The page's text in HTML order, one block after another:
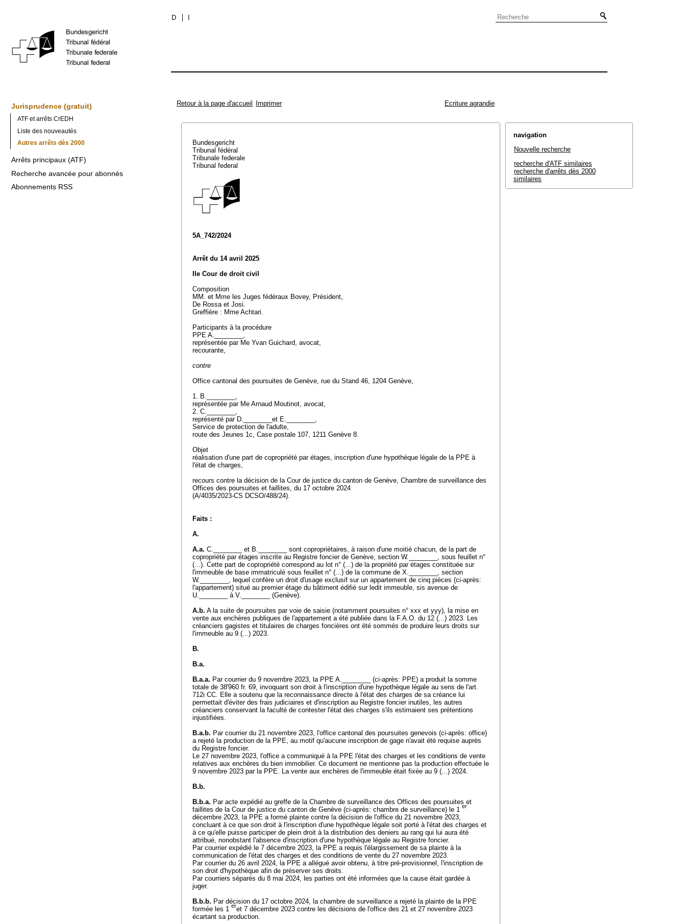
D
Jurisprudence (gratuit)
ATF et arrêts CrEDH
Liste des nouveautés
Autres arrêts dès 2000
Arrêts principaux (ATF)
Recherche avancée pour abonnés
Abonnements RSS
Retour à la page d'accueil Imprimer Ecriture agrandie
Bundesgericht
Tribunal fédéral
Tribunale federale
Tribunal federal
5A_742/2024
Arrêt du 14 avril 2025
IIe Cour de droit civil
Composition
MM. et Mme les Juges fédéraux Bovey, Président,
De Rossa et Josi.
Greffière : Mme Achtari.
Participants à la procédure
PPE A.________,
représentée par Me Yvan Guichard, avocat,
recourante,
contre
Office cantonal des poursuites de Genève, rue du Stand 46, 1204 Genève,
1. B.________,
représentée par Me Arnaud Moutinot, avocat,
2. C.________,
représenté par D.________et E.________,
Service de protection de l'adulte,
route des Jeunes 1c, Case postale 107, 1211 Genève 8.
Objet
réalisation d'une part de copropriété par étages, inscription d'une hypothèque légale de la PPE à
l'état de charges,
recours contre la décision de la Cour de justice du canton de Genève, Chambre de surveillance des
Offices des poursuites et faillites, du 17 octobre 2024
(A/4035/2023-CS DCSO/488/24).
Faits :
A.
A.a. C.________ et B.________ sont copropriétaires, à raison d'une moitié chacun, de la part de
copropriété par étages inscrite au Registre foncier de Genève, section W.________, sous feuillet n°
(...). Cette part de copropriété correspond au lot n° (...) de la propriété par étages constituée sur
l'immeuble de base immatriculé sous feuillet n° (...) de la commune de X.________, section
W.________, lequel confère un droit d'usage exclusif sur un appartement de cinq pièces (ci-après:
l'appartement) situé au premier étage du bâtiment édifié sur ledit immeuble, sis avenue de
U.________ à V.________ (Genève).
A.b. A la suite de poursuites par voie de saisie (notamment poursuites n° xxx et yyy), la mise en
vente aux enchères publiques de l'appartement a été publiée dans la F.A.O. du 12 (...) 2023. Les
créanciers gagistes et titulaires de charges foncières ont été sommés de produire leurs droits sur
l'immeuble au 9 (...) 2023.
B.
B.a.
B.a.a. Par courrier du 9 novembre 2023, la PPE A.________ (ci-après: PPE) a produit la somme
totale de 38'960 fr. 69, invoquant son droit à l'inscription d'une hypothèque légale au sens de l'art.
712i CC. Elle a soutenu que la reconnaissance directe à l'état des charges de sa créance lui
permettait d'éviter des frais judiciaires et d'inscription au Registre foncier inutiles, les autres
créanciers conservant la faculté de contester l'état des charges s'ils estimaient ses prétentions
injustifiées.
B.a.b. Par courrier du 21 novembre 2023, l'office cantonal des poursuites genevois (ci-après: office)
a rejeté la production de la PPE, au motif qu'aucune inscription de gage n'avait été requise auprès
du Registre foncier.
Le 27 novembre 2023, l'office a communiqué à la PPE l'état des charges et les conditions de vente
relatives aux enchères du bien immobilier. Ce document ne mentionne pas la production effectuée le
9 novembre 2023 par la PPE. La vente aux enchères de l'immeuble était fixée au 9 (...) 2024.
B.b.
B.b.a. Par acte expédié au greffe de la Chambre de surveillance des Offices des poursuites et
faillites de la Cour de justice du canton de Genève (ci-après: chambre de surveillance) le 1 er
décembre 2023, la PPE a formé plainte contre la décision de l'office du 21 novembre 2023,
concluant à ce que son droit à l'inscription d'une hypothèque légale soit porté à l'état des charges et
à ce qu'elle puisse participer de plein droit à la distribution des deniers au rang qui lui aura été
attribué, nonobstant l'absence d'inscription d'une hypothèque légale au Registre foncier.
Par courrier expédié le 7 décembre 2023, la PPE a requis l'élargissement de sa plainte à la
communication de l'état des charges et des conditions de vente du 27 novembre 2023.
Par courrier du 26 avril 2024, la PPE a allégué avoir obtenu, à titre pré-provisionnel, l'inscription de
son droit d'hypothèque afin de préserver ses droits.
Par courriers séparés du 8 mai 2024, les parties ont été informées que la cause était gardée à
juger.
B.b.b. Par décision du 17 octobre 2024, la chambre de surveillance a rejeté la plainte de la PPE
formée les 1 eret 7 décembre 2023 contre les décisions de l'office des 21 et 27 novembre 2023
écartant sa production.
navigation
Nouvelle recherche
recherche d'ATF similaires
recherche d'arrêts dès 2000
similaires